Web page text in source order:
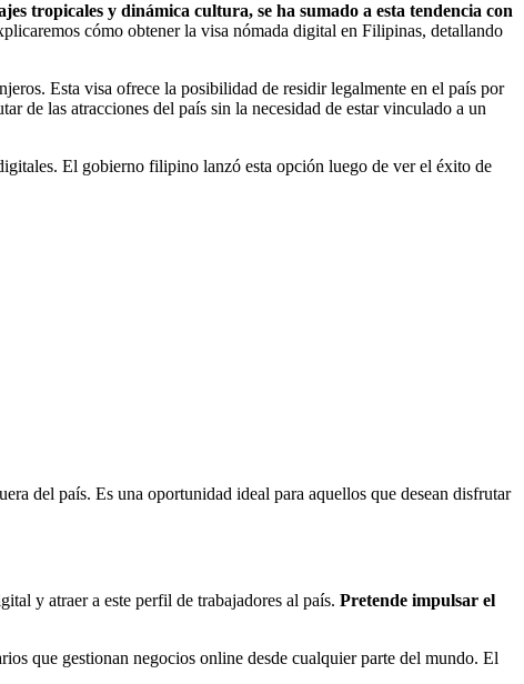
tropicales y dinámica cultura, se ha sumado a esta tendencia con
cómo obtener la visa nómada digital en Filipinas, detallando
Esta visa ofrece la posibilidad de residir legalmente en el país por
de las atracciones del país sin la necesidad de estar vinculado a un
El gobierno filipino lanzó esta opción luego de ver el éxito de
del país. Es una oportunidad ideal para aquellos que desean disfrutar
y atraer a este perfil de trabajadores al país. Pretende impulsar el
que gestionan negocios online desde cualquier parte del mundo. El